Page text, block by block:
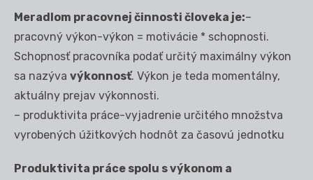
Meradlom pracovnej činnosti človeka je:–
pracovný výkon-výkon = motivácie * schopnosti.
Schopnosť pracovníka podať určitý maximálny výkon
sa nazýva výkonnosť. Výkon je teda momentálny,
aktuálny prejav výkonnosti.
– produktivita práce-vyjadrenie určitého množstva
vyrobených úžitkových hodnôt za časovú jednotku
Produktivita práce spolu s výkonom a